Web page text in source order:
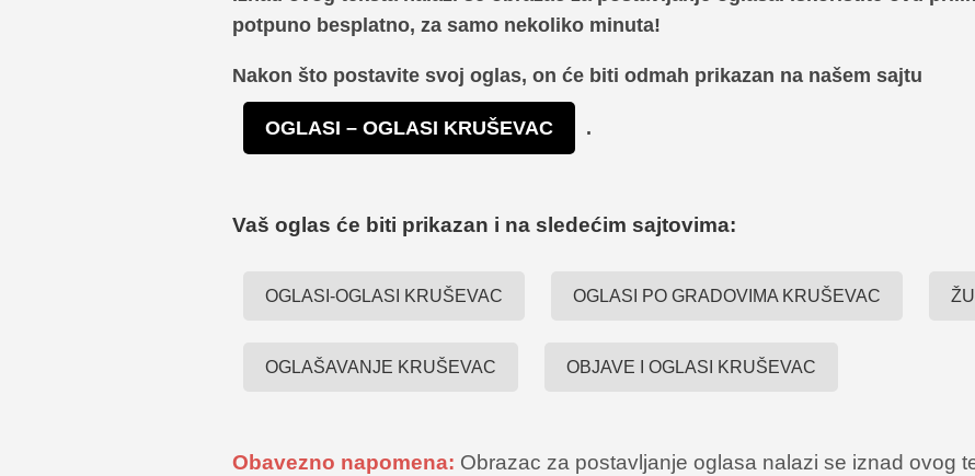
potpuno besplatno, za samo nekoliko minuta!
Nakon što postavite svoj oglas, on će biti odmah prikazan na našem sajtu
OGLASI – OGLASI KRUŠEVAC .
Vaš oglas će biti prikazan i na sledećim sajtovima:
OGLASI-OGLASI KRUŠEVAC OGLASI PO GRADOVIMA KRUŠEVAC
OGLAŠAVANJE KRUŠEVAC OBJAVE I OGLASI KRUŠEVAC
Obavezno napomena: Obrazac za postavljanje oglasa nalazi se iznad ovog